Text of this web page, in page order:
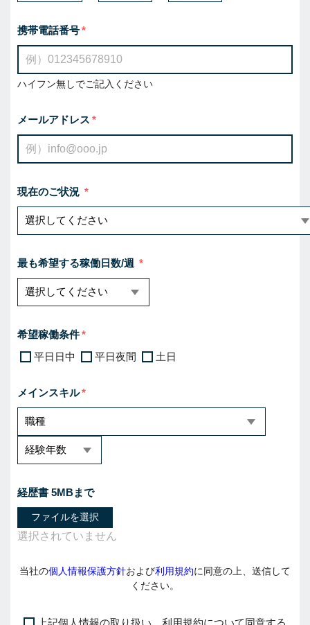
携帯電話番号
ハイフン無しでご記入ください
メールアドレス
現在のご状況
最も希望する稼働日数/週
希望稼働条件
平日日中
平日夜間 土日
メインスキル
経歴書 5MBまで
ファイルを選択
当社の個人情報保護方針および利用規約に同意の上、送信して
ください。